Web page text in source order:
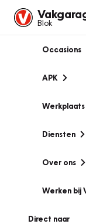
Blok
Occasions
APK
Werkplaats
Diensten
Over ons
Werken bij
Direct naar